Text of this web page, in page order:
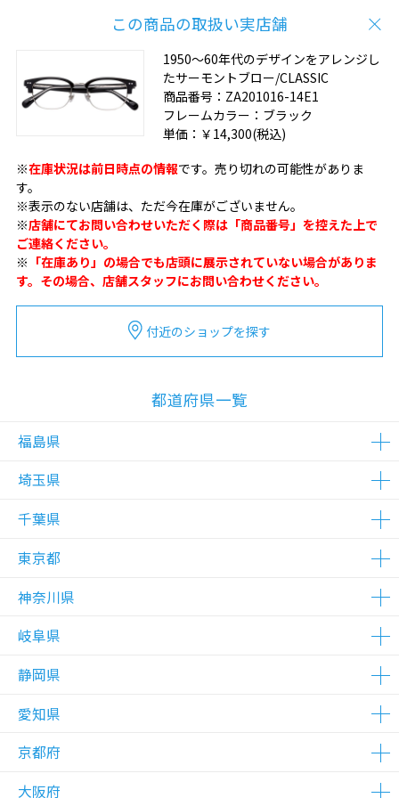
この商品の取扱い実店舗
1950～60年代のデザインをアレンジし
たサーモントブロー/CLASSIC
商品番号： ZA201016-14E1
フレームカラー： ブラック
単価： ￥14,300(税込)
※在庫状況は前日時点の情報です。売り切れの可能性がありま
す。
※表示のない店舗は、ただ今在庫がございません。
※店舗にてお問い合わせいただく際は「商品番号」を控えた上で
ご連絡ください。
※ 「在庫あり」の場合でも店頭に展示されていない場合がありま
す。その場合、店舗スタッフにお問い合わせください。
付近のショップを探す
都道府県一覧
福島県
△在庫わずか
埼玉県
△在庫わずか
△在庫わずか
△在庫わずか
△在庫わずか
△在庫わずか
△在庫わずか
千葉県
△在庫わずか
△在庫わずか
△在庫わずか
△在庫わずか
東京都
△在庫わずか
△在庫わずか
△在庫わずか
△在庫わずか
△在庫わずか
△在庫わずか
△在庫わずか
△在庫わずか
△在庫わずか
△在庫わずか
△在庫わずか
△在庫わずか
△在庫わずか
△在庫わずか
△在庫わずか
△在庫わずか
△在庫わずか
△在庫わずか
△在庫わずか
△在庫わずか
△在庫わずか
神奈川県
△在庫わずか
△在庫わずか
△在庫わずか
△在庫わずか
△在庫わずか
△在庫わずか
△在庫わずか
△在庫わずか
△在庫わずか
△在庫わずか
△在庫わずか
△在庫わずか
△在庫わずか
△在庫わずか
△在庫わずか
岐阜県
△在庫わずか
静岡県
△在庫わずか
△在庫わずか
愛知県
△在庫わずか
△在庫わずか
△在庫わずか
京都府
大阪府